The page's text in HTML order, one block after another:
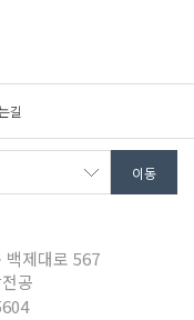
길
백제대로 567
공